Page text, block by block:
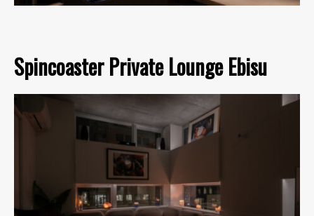
Spincoaster Private Lounge Ebisu